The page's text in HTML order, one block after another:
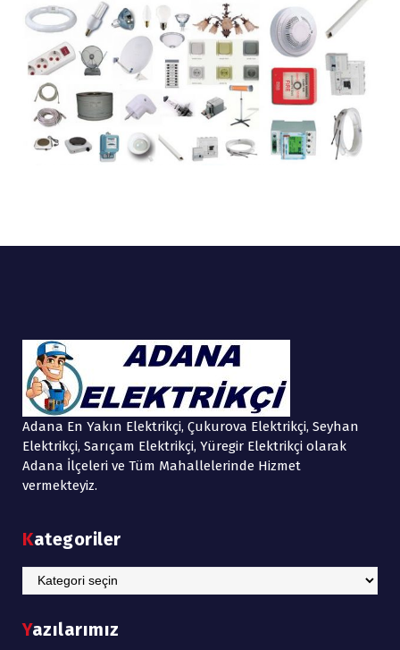
Adana En Yakın Elektrikçi, Çukurova Elektrikçi, Seyhan
Elektrikçi, Sarıçam Elektrikçi, Yüregir Elektrikçi olarak
Adana İlçeleri ve Tüm Mahallelerinde Hizmet
vermekteyiz.
Kategoriler
Kategoriler
Yazılarımız